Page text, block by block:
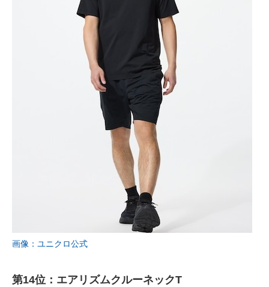
画像：ユニクロ公式
第14位：エアリズムクルーネックT